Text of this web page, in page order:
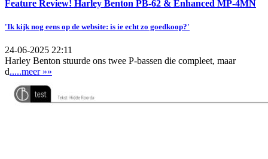
Feature Review! Harley Benton PB-62 & Enhanced MP-4MN
'Ik kijk nog eens op de website: is ie echt zo goedkoop?'
24-06-2025 22:11
Harley Benton stuurde ons twee P-bassen die compleet, maar
d.....meer »»